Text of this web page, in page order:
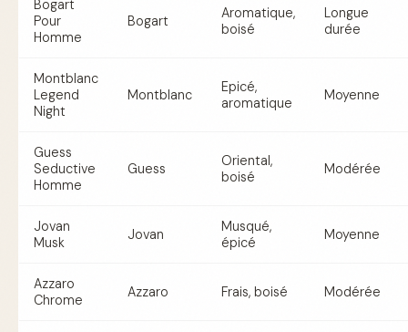
Bogart
Pour
Homme
Bogart
Aromatique,
boisé
Longue
durée
Montblanc
Legend
Night
Montblanc
Epicé,
aromatique
Moyenne
Guess
Seductive
Homme
Guess
Oriental,
boisé
Modérée
Jovan
Musk
Jovan
Musqué,
épicé
Moyenne
Azzaro
Chrome
Azzaro Frais, boisé Modérée